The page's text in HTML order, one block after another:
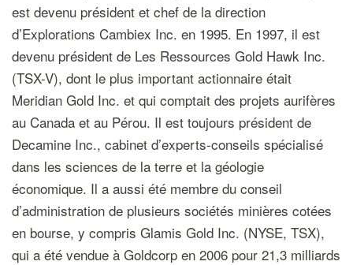
est devenu président et chef de la direction
d’Explorations Cambiex Inc. en 1995. En 1997, il est
devenu président de Les Ressources Gold Hawk Inc.
(TSX-V), dont le plus important actionnaire était
Meridian Gold Inc. et qui comptait des projets aurifères
au Canada et au Pérou. Il est toujours président de
Decamine Inc., cabinet d’experts-conseils spécialisé
dans les sciences de la terre et la géologie
économique. Il a aussi été membre du conseil
d’administration de plusieurs sociétés minières cotées
en bourse, y compris Glamis Gold Inc. (NYSE, TSX),
qui a été vendue à Goldcorp en 2006 pour 21,3 milliards